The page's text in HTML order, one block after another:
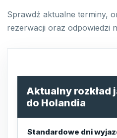
Sprawdź aktualne terminy,
rezerwacji oraz odpowiedzi
Aktualny rozkład
do Holandia
Standardowe dni